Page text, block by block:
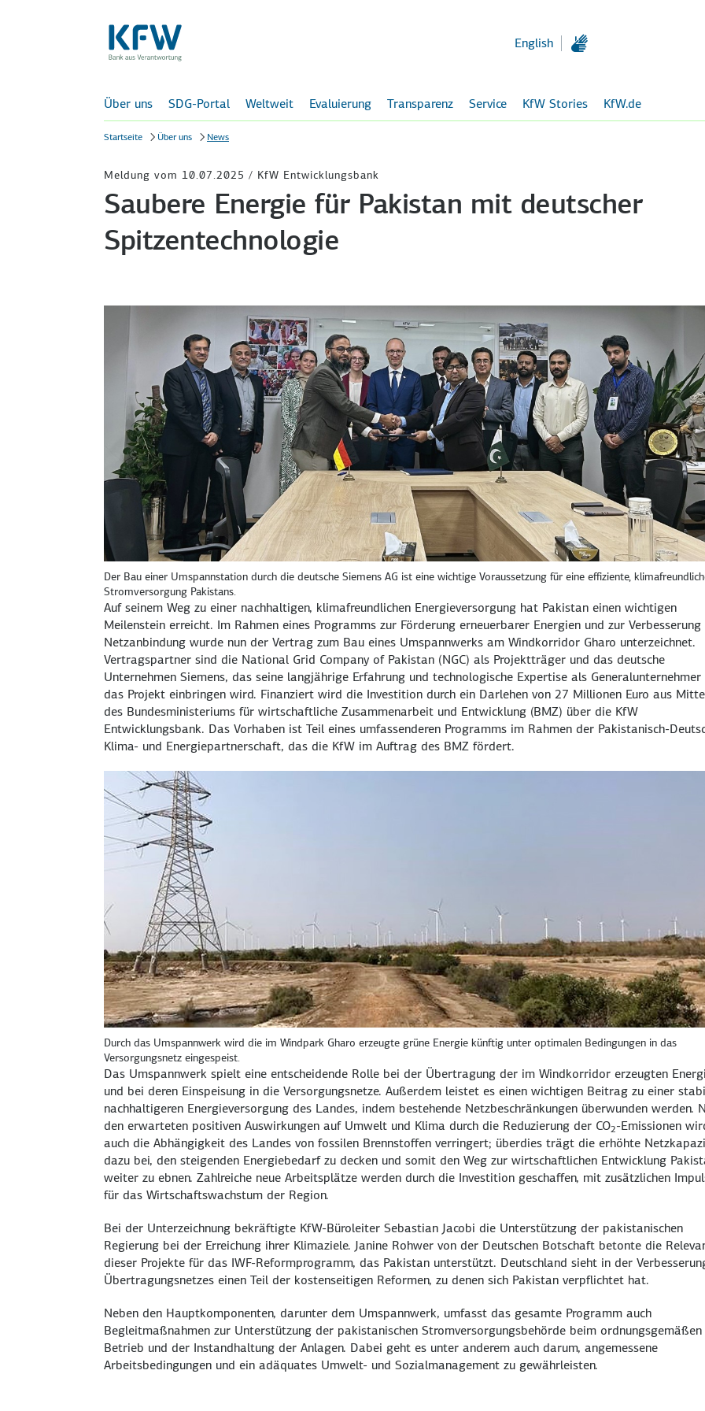
English
Über uns SDG-Portal Weltweit Evaluierung Transparenz Service KfW Stories KfW.de
Startseite Über uns News
Meldung vom 10.07.2025 / KfW Entwicklungsbank
Saubere Energie für Pakistan mit deutscher
Spitzentechnologie
Der Bau einer Umspannstation durch die deutsche Siemens AG ist eine wichtige Voraussetzung für eine effiziente,
Stromversorgung Pakistans.
Auf seinem Weg zu einer nachhaltigen, klimafreundlichen Energieversorgung hat Pakistan einen wichtigen
Meilenstein erreicht. Im Rahmen eines Programms zur Förderung erneuerbarer Energien und zur
Netzanbindung wurde nun der Vertrag zum Bau eines Umspannwerks am Windkorridor Gharo unterzeichnet.
Vertragspartner sind die National Grid Company of Pakistan (NGC) als Projektträger und das deutsche
Unternehmen Siemens, das seine langjährige Erfahrung und technologische Expertise als Generalunternehmer
das Projekt einbringen wird. Finanziert wird die Investition durch ein Darlehen von 27 Millionen Euro aus
des Bundesministeriums für wirtschaftliche Zusammenarbeit und Entwicklung (BMZ) über die KfW
Entwicklungsbank. Das Vorhaben ist Teil eines umfassenderen Programms im Rahmen der Pakistanisch-
Klima- und Energiepartnerschaft, das die KfW im Auftrag des BMZ fördert.
Durch das Umspannwerk wird die im Windpark Gharo erzeugte grüne Energie künftig unter optimalen Bedingungen in das
Versorgungsnetz eingespeist.
Das Umspannwerk spielt eine entscheidende Rolle bei der Übertragung der im Windkorridor erzeugten
und bei deren Einspeisung in die Versorgungsnetze. Außerdem leistet es einen wichtigen Beitrag zu einer
nachhaltigeren Energieversorgung des Landes, indem bestehende Netzbeschränkungen überwunden werden.
den erwarteten positiven Auswirkungen auf Umwelt und Klima durch die Reduzierung der CO2-Emissionen
auch die Abhängigkeit des Landes von fossilen Brennstoffen verringert; überdies trägt die erhöhte
dazu bei, den steigenden Energiebedarf zu decken und somit den Weg zur wirtschaftlichen Entwicklung
weiter zu ebnen. Zahlreiche neue Arbeitsplätze werden durch die Investition geschaffen, mit zusätzlichen
für das Wirtschaftswachstum der Region.
Bei der Unterzeichnung bekräftigte KfW-Büroleiter Sebastian Jacobi die Unterstützung der pakistanischen
Regierung bei der Erreichung ihrer Klimaziele. Janine Rohwer von der Deutschen Botschaft betonte die
dieser Projekte für das IWF-Reformprogramm, das Pakistan unterstützt. Deutschland sieht in der
Übertragungsnetzes einen Teil der kostenseitigen Reformen, zu denen sich Pakistan verpflichtet hat.
Neben den Hauptkomponenten, darunter dem Umspannwerk, umfasst das gesamte Programm auch
Begleitmaßnahmen zur Unterstützung der pakistanischen Stromversorgungsbehörde beim ordnungsgemäßen
Betrieb und der Instandhaltung der Anlagen. Dabei geht es unter anderem auch darum, angemessene
Arbeitsbedingungen und ein adäquates Umwelt- und Sozialmanagement zu gewährleisten.